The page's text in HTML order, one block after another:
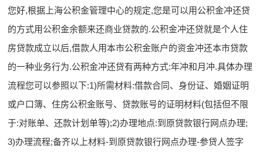
您好,根据上海公积金管理中心的规定,您是可以用公积金冲还贷
的方式用公积金余额来还商业贷款的.公积金冲还贷就是个人住
房贷款成立以后,借款人用本市公积金账户的资金冲还本市贷款
的一种业务行为.公积金冲还贷有两种方式:年冲和月冲.具体办理
流程您可以参照以下:1)所需材料:借款合同、身份证、婚姻证明
或户口簿、住房公积金账号、贷款账号的证明材料(包括但不限
于:对账单、还款计划单等);2)办理地点:到原贷款银行网点办理;
3)办理流程;备齐以上材料-到原贷款银行网点办理-参贷人签字